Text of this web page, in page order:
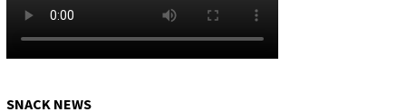
SNACK NEWS